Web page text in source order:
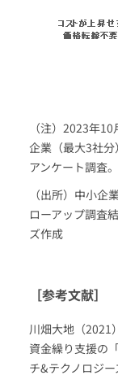
（注）2023年
企業（最大3社
アンケート調査
（出所）中小企
ローアップ調査
ズ作成
［参考文献］
川畑大地（2021
資金繰り支援の
チ&テクノロジ